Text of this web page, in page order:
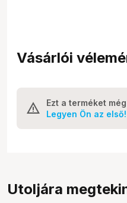
Vásárlói
Ezt a terméket
Legyen Ön az első!
Utoljára